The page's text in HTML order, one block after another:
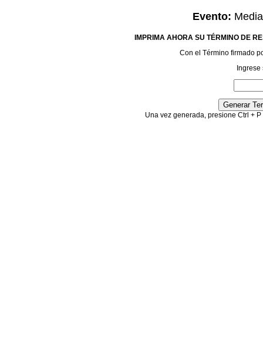
Evento:
IMPRIMA AHORA SU TÉRMINO DE
Con el Término firmado
Una vez generada, presione Ctrl +